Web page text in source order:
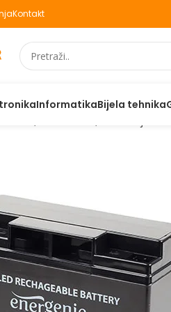
Kontakt
InformatikaBijela tehnika